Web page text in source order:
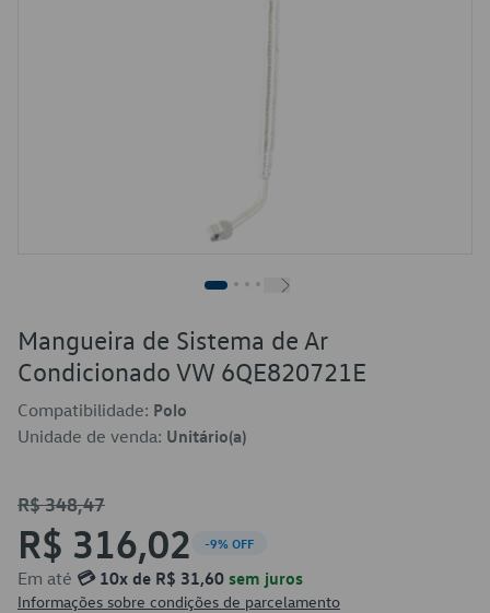
Mangueira de Sistema de Ar
Condicionado VW 6QE820721E
Compatibilidade: Polo
Unidade de venda: Unitário(a)
R$ 348,47
R$ 316,02 -9% OFF
Em até 💳 10x de R$ 31,60 sem juros
Informações sobre condições de parcelamento